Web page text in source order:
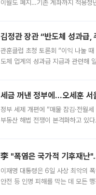
이월도 폐지…기존 계좌까지 적용청
김정관 장관 “반도체 성과급,
관훈클럽 초청 토론회 “이익 나눌
도체 업계의 성과급 지급과 관련해
세금 꺼낸 정부에…오세훈 서
정부 세제 개편에 “매물 잠김·전월
부동산 해법 전쟁이 본격화하고 있
李 "폭염은 국가적 기후재난
이재명 대통령은 6일 사상 최악의
안전 등 인명 피해를 막는 데 모든